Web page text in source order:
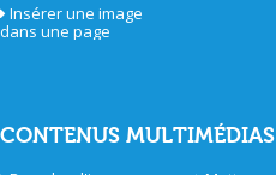
Insérer une image
dans une page
CONTENUS MULTIMÉDIAS